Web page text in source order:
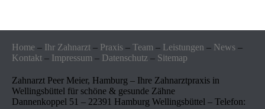
Home – Ihr Zahnarzt – Praxis – Team – Leistungen – News –
Kontakt – Impressum – Datenschutz – Sitemap
Zahnarzt Peer Meier, Hamburg – Ihre Zahnarztpraxis in
Wellingsbüttel für schöne & gesunde Zähne
Dannenkoppel 51 – 22391 Hamburg Wellingsbüttel – Telefon: